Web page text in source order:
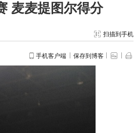
麦麦提图尔得分
扫描到手机
手机客户端 保存到博客